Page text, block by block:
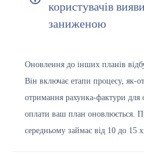
користувачів
заниженою
Оновлення до інших планів
Він включає етапи процесу, як-
отримання рахунка-фактури для
оплати ваш план оновлюється.
середньому займає від 10 до 15